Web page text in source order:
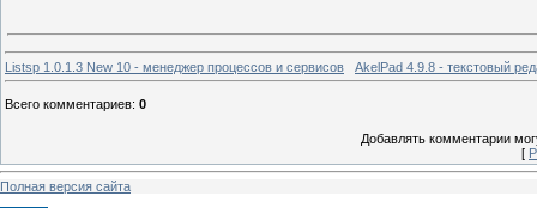
Listsp 1.0.1.3 New 10 - менеджер процессов и сервисов AkelPad 4.9.8 - текстовый
Всего комментариев: 0
Добавлять комментарии
[
Полная версия сайта